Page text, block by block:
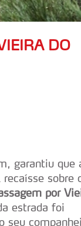
DO
garantiu que
sobre
por
estrada foi
seu